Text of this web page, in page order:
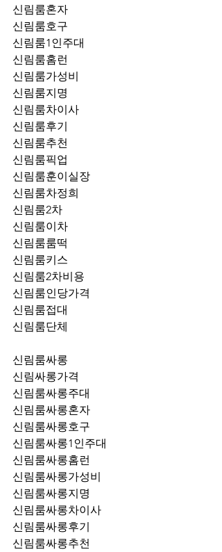
신림룸혼자
신림룸호구
신림룸1인주대
신림룸홈런
신림룸가성비
신림룸지명
신림룸차이사
신림룸후기
신림룸추천
신림룸훈이실장
신림룸차정희
신림룸2차
신림룸이차
신림룸룸떡
신림룸키스
신림룸2차비용
신림룸인당가격
신림룸접대
신림룸단체
신림룸싸롱
신림싸롱가격
신림룸싸롱주대
신림룸싸롱혼자
신림룸싸롱호구
신림룸싸롱1인주대
신림룸싸롱홈런
신림룸싸롱가성비
신림룸싸롱지명
신림룸싸롱차이사
신림룸싸롱후기
신림룸싸롱추천